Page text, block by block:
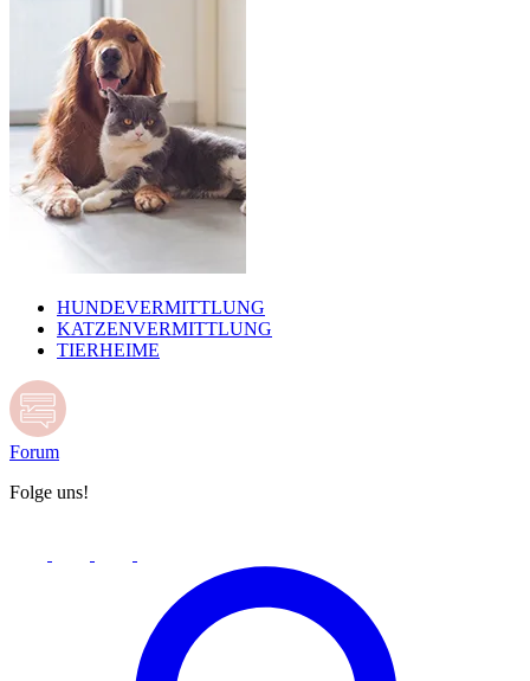
HUNDEVERMITTLUNG
KATZENVERMITTLUNG
TIERHEIME
Forum
Folge uns!